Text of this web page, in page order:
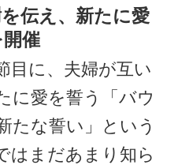
伝え、新たに愛
催
目に、夫婦が互い
に愛を誓う「バウ
たな誓い」という
はまだあまり知ら